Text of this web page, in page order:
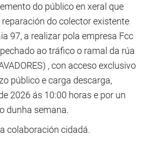
do público en xeral que
do colector existente
97, a realizar pola empresa Fcc
ao tráfico o ramal da rúa
, con acceso exclusivo
público e carga descarga,
2026 ás 10:00 horas e por un
dunha semana.
colaboración cidadá.